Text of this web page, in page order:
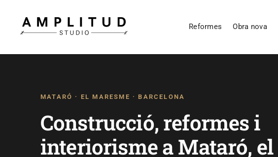
Reformes Obra nova
MATARÓ · EL MARESME · BARCELONA
Construcció, reformes i
interiorisme a Mataró, el